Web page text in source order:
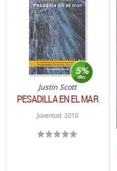
Justin Scott
PESADILLA EN EL MAR
Juventud. 2010